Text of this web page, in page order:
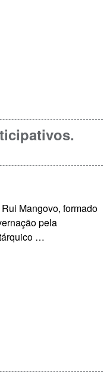
Mangovo, formado
pela
…